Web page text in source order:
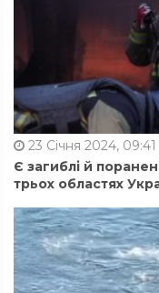
23 Січня 2024, 09:41
Є загиблі й
трьох областях